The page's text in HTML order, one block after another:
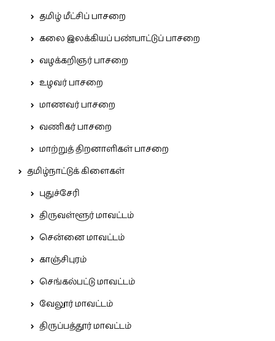
தமிழ் மீட்சிப் பாசறை
கலை இலக்கியப் பண்பாட்டுப் பாசறை
வழக்கறிஞர் பாசறை
உழவர் பாசறை
மாணவர் பாசறை
வணிகர் பாசறை
மாற்றுத் திறனாளிகள் பாசறை
தமிழ்நாட்டுக் கிளைகள்
புதுச்சேரி
திருவள்ளூர் மாவட்டம்
சென்னை மாவட்டம்
காஞ்சிபுரம்
செங்கல்பட்டு மாவட்டம்
வேலூர் மாவட்டம்
திருப்பத்தூர் மாவட்டம்